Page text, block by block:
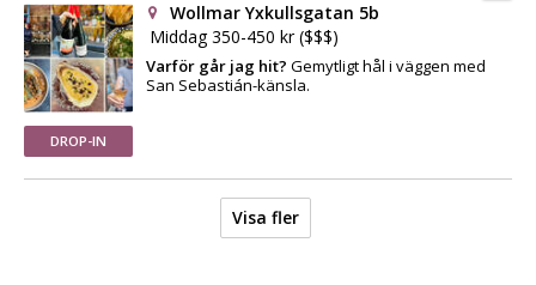
DROP-IN
Wollmar Yxkullsgatan 5b
Middag 350-450 kr ($$$)
Varför går jag hit? Gemytligt hål i väggen med
San Sebastián-känsla.
Visa fler